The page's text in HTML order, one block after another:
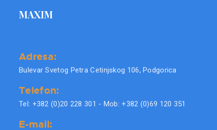
MAXIM
Adresa:
Bulevar Svetog Petra Cetinjskog 106, Podgorica
Telefon:
Tel: +382 (0)20 228 301 - Mob: +382 (0)69 120 351
E-mail: